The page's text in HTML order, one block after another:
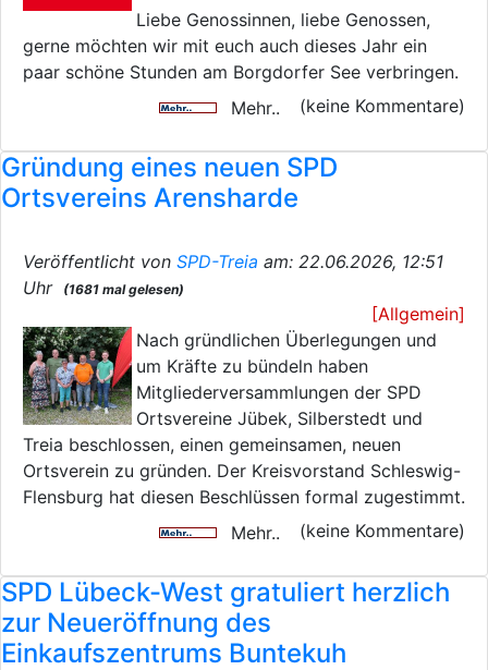
Liebe Genossinnen, liebe Genossen,
gerne möchten wir mit euch auch dieses Jahr ein
paar schöne Stunden am Borgdorfer See verbringen.
Mehr..
(keine Kommentare)
Gründung eines neuen SPD
Ortsvereins Arensharde
Veröffentlicht von SPD-Treia am: 22.06.2026, 12:51
Uhr
(1681 mal gelesen)
[Allgemein]
Nach gründlichen Überlegungen und
um Kräfte zu bündeln haben
Mitgliederversammlungen der SPD
Ortsvereine Jübek, Silberstedt und
Treia beschlossen, einen gemeinsamen, neuen
Ortsverein zu gründen. Der Kreisvorstand Schleswig-
Flensburg hat diesen Beschlüssen formal zugestimmt.
Mehr..
(keine Kommentare)
SPD Lübeck-West gratuliert herzlich
zur Neueröffnung des
Einkaufszentrums Buntekuh